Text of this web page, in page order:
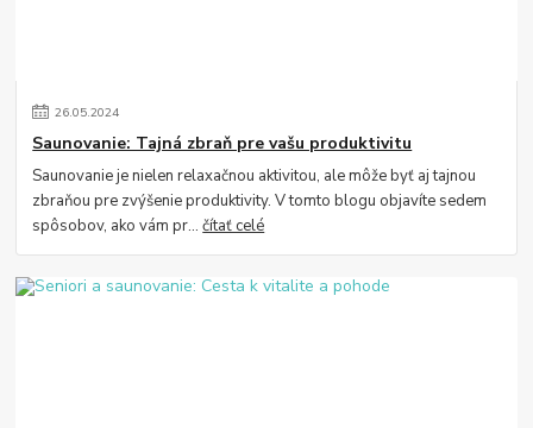
26.05.2024
Saunovanie: Tajná zbraň pre vašu produktivitu
Saunovanie je nielen relaxačnou aktivitou, ale môže byť aj tajnou
zbraňou pre zvýšenie produktivity. V tomto blogu objavíte sedem
spôsobov, ako vám pr...čítať celé